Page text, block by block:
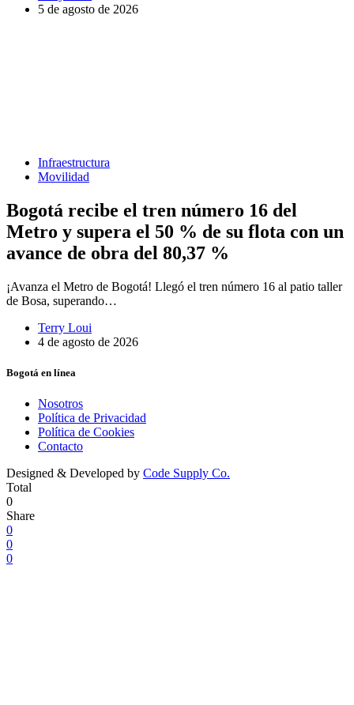
5 de agosto de 2026
Infraestructura
Movilidad
Bogotá recibe el tren número 16 del
Metro y supera el 50 % de su flota con un
avance de obra del 80,37 %
¡Avanza el Metro de Bogotá! Llegó el tren número 16 al patio taller
de Bosa, superando…
Terry Loui
4 de agosto de 2026
Bogotá en línea
Nosotros
Política de Privacidad
Política de Cookies
Contacto
Designed & Developed by Code Supply Co.
Total
0
Share
0
0
0